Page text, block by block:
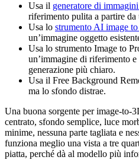
Usa il generatore di
riferimento pulita a partire da
Usa lo strumento AI image
un’immagine oggetto
Usa lo strumento Image to
un’immagine di riferimento
generazione più chiaro.
Usa il Free Background
ma lo sfondo distrae.
Una buona sorgente per image-to-
centrato, sfondo semplice, luce
minime, nessuna parte tagliata e
funziona meglio una vista a tre
piatta, perché dà al modello più